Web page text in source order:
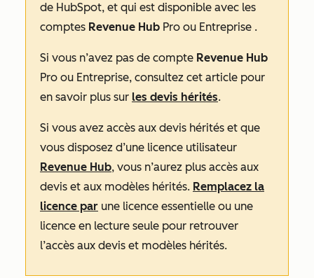
de HubSpot, et qui est disponible avec les
comptes Revenue Hub Pro ou Entreprise .
Si vous n’avez pas de compte Revenue Hub
Pro ou Entreprise, consultez cet article pour
en savoir plus sur les devis hérités.
Si vous avez accès aux devis hérités et que
vous disposez d’une licence utilisateur
Revenue Hub, vous n’aurez plus accès aux
devis et aux modèles hérités. Remplacez la
licence par une licence essentielle ou une
licence en lecture seule pour retrouver
l’accès aux devis et modèles hérités.